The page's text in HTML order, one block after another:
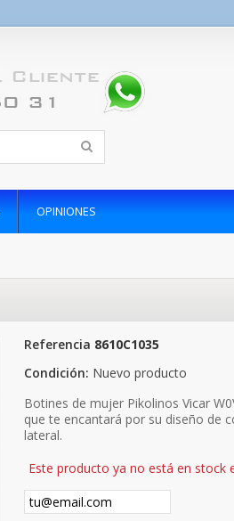
OPINIONES
Referencia 8610C1035
Condición: Nuevo producto
Botines de mujer Pikolinos Vicar
que te encantará por su diseño de
lateral.
Este producto ya no está en stock